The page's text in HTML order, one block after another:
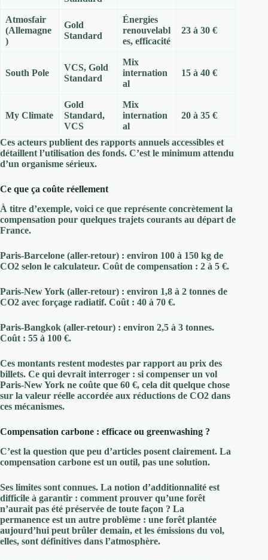
Atmosfair
(Allemagne
)
Gold
Standard
Énergies
renouvelabl
es, efficacité
23 à 30 €
South Pole
VCS, Gold
Standard
Mix
internation
al
15 à 40 €
My Climate
Gold
Standard,
VCS
Mix
internation
al
20 à 35 €
Ces acteurs publient des rapports annuels accessibles et
détaillent l’utilisation des fonds. C’est le minimum attendu
d’un organisme sérieux.
Ce que ça coûte réellement
À titre d’exemple, voici ce que représente concrètement la
compensation pour quelques trajets courants au départ de
France.
Paris-Barcelone (aller-retour) : environ 100 à 150 kg de
CO2 selon le calculateur. Coût de compensation : 2 à 5 €.
Paris-New York (aller-retour) : environ 1,8 à 2 tonnes de
CO2 avec forçage radiatif. Coût : 40 à 70 €.
Paris-Bangkok (aller-retour) : environ 2,5 à 3 tonnes.
Coût : 55 à 100 €.
Ces montants restent modestes par rapport au prix des
billets. Ce qui devrait interroger : si compenser un vol
Paris-New York ne coûte que 60 €, cela dit quelque chose
sur la valeur réelle accordée aux réductions de CO2 dans
ces mécanismes.
Compensation carbone : efficace ou greenwashing ?
C’est la question que peu d’articles posent clairement. La
compensation carbone est un outil, pas une solution.
Ses limites sont connues. La notion d’additionnalité est
difficile à garantir : comment prouver qu’une forêt
n’aurait pas été préservée de toute façon ? La
permanence est un autre problème : une forêt plantée
aujourd’hui peut brûler demain, et les émissions du vol,
elles, sont définitives dans l’atmosphère.